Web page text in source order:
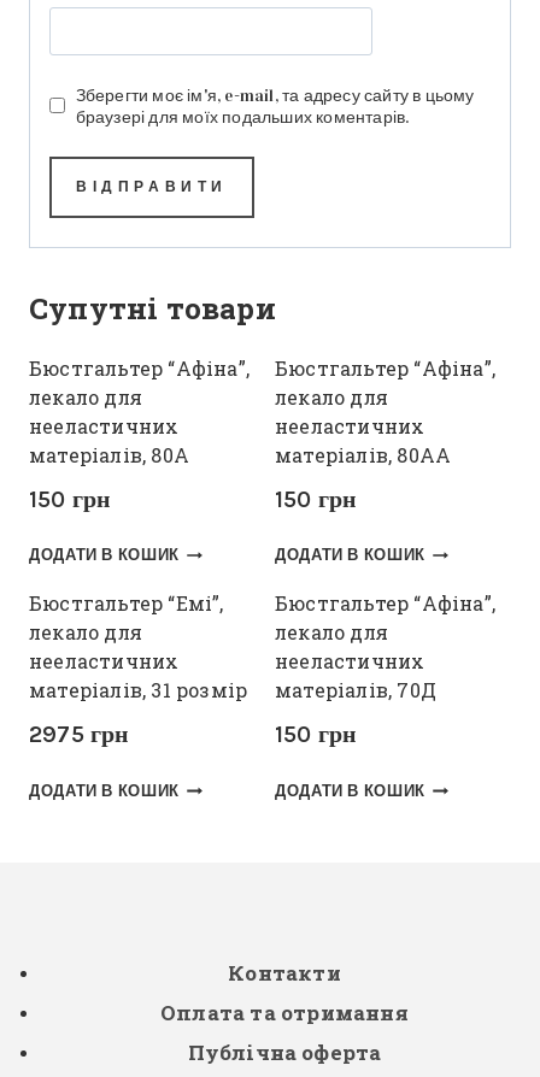
Зберегти моє ім'я, e-mail, та адресу сайту в цьому
браузері для моїх подальших коментарів.
Супутні товари
Бюстгальтер “Афіна”,
лекало для
нееластичних
матеріалів, 80А
150 грн
ДОДАТИ В КОШИК
Бюстгальтер “Афіна”,
лекало для
нееластичних
матеріалів, 80АА
150 грн
ДОДАТИ В КОШИК
Бюстгальтер “Емі”,
лекало для
нееластичних
матеріалів, 31 розмір
2975 грн
ДОДАТИ В КОШИК
Бюстгальтер “Афіна”,
лекало для
нееластичних
матеріалів, 70Д
150 грн
ДОДАТИ В КОШИК
Контакти
Оплата та отримання
Публічна оферта